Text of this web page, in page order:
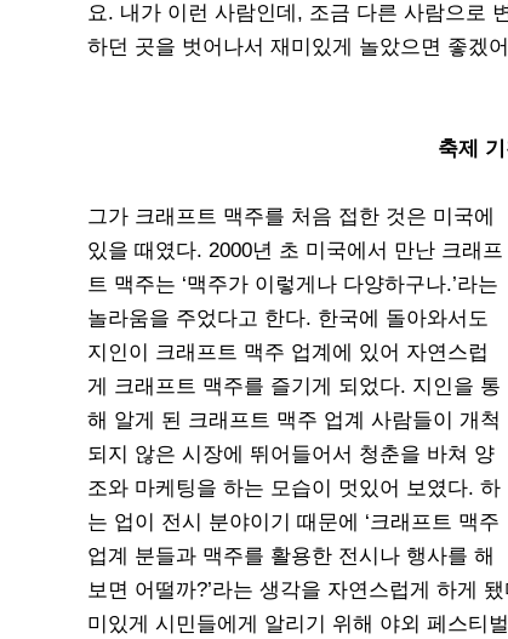
요. 내가 이런 사람인데, 조금 다른 사람으로
하던 곳을 벗어나서 재미있게 놀았으면 좋겠
축제
그가 크래프트 맥주를 처음 접한 것은 미국에
있을 때였다. 2000년 초 미국에서 만난 크래프
트 맥주는 ‘맥주가 이렇게나 다양하구나.’라는
놀라움을 주었다고 한다. 한국에 돌아와서도
지인이 크래프트 맥주 업계에 있어 자연스럽
게 크래프트 맥주를 즐기게 되었다. 지인을 통
해 알게 된 크래프트 맥주 업계 사람들이 개척
되지 않은 시장에 뛰어들어서 청춘을 바쳐 양
조와 마케팅을 하는 모습이 멋있어 보였다. 하
는 업이 전시 분야이기 때문에 ‘크래프트 맥주
업계 분들과 맥주를 활용한 전시나 행사를 해
보면 어떨까?’라는 생각을 자연스럽게 하게
미있게 시민들에게 알리기 위해 야외 페스티